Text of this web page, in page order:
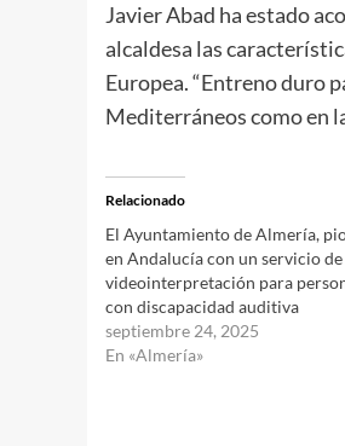
Javier Abad ha estado
alcaldesa las
Europea. “Entreno duro
Mediterráneos como en
Relacionado
El Ayuntamiento de Almería,
en Andalucía con un servicio de
videointerpretación para
con discapacidad auditiva
septiembre 24, 2025
En «Almería»